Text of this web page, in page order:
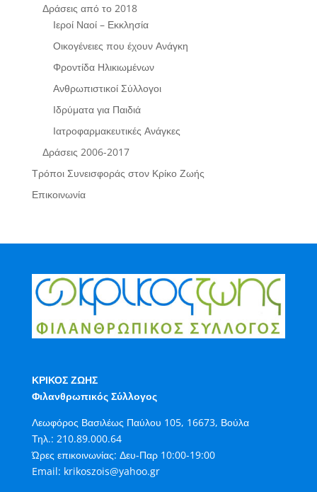
Δράσεις από το 2018
Ιεροί Ναοί – Εκκλησία
Οικογένειες που έχουν Ανάγκη
Φροντίδα Ηλικιωμένων
Ανθρωπιστικοί Σύλλογοι
Ιδρύματα για Παιδιά
Ιατροφαρμακευτικές Ανάγκες
Δράσεις 2006-2017
Τρόποι Συνεισφοράς στον Κρίκο Ζωής
Επικοινωνία
ΚΡΙΚΟΣ ΖΩΗΣ
Φιλανθρωπικός Σύλλογος
Λεωφόρος Βασιλέως Παύλου 105, 16673, Βούλα
Τηλ.: 210.89.000.64
Ώρες επικοινωνίας: Δευ-Παρ 10:00-19:00
Email: krikoszois@yahoo.gr